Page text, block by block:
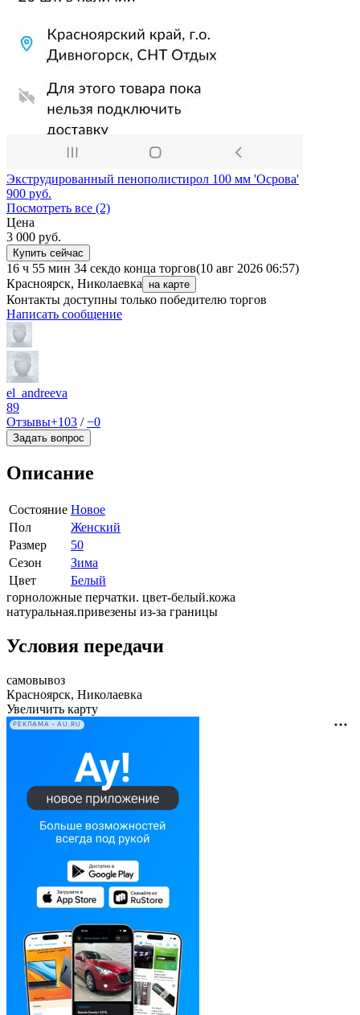
Экструдированный пенополистирол 100 мм 'Осрова'
900 руб.
Посмотреть все (2)
Цена
3 000 руб.
Купить сейчас
16 ч 55 мин 34 секдо конца торгов(10 авг 2026 06:57)
Красноярск, Николаевка
на карте
Контакты доступны только победителю торгов
Написать сообщение
el_andreeva
89
Отзывы+103 /−0
Задать вопрос
Описание
Состояние Новое
Пол
Женский
Размер
50
Сезон
Зима
Цвет
Белый
горноложные перчатки. цвет-белый.кожа
натуральная.привезены из-за границы
Условия передачи
самовывоз
Красноярск, Николаевка
Увеличить карту
РЕКЛАМА • AU.RU